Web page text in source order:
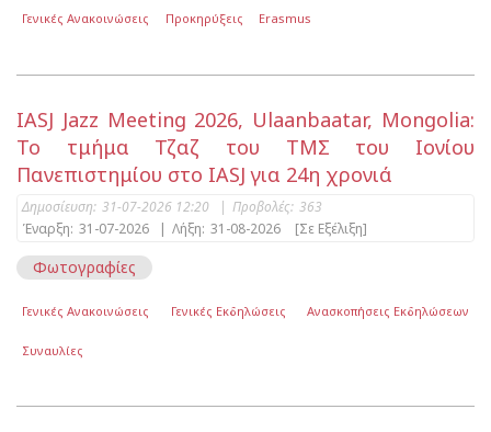
Γενικές Ανακοινώσεις Προκηρύξεις Erasmus
IASJ Jazz Meeting 2026, Ulaanbaatar, Mongolia:
Το τμήμα Τζαζ του ΤΜΣ του Ιονίου
Πανεπιστημίου στο IASJ για 24η χρονιά
Δημοσίευση: 31-07-2026 12:20 | Προβολές: 363
Έναρξη: 31-07-2026 | Λήξη: 31-08-2026 [Σε Εξέλιξη]
Φωτογραφίες
Γενικές Ανακοινώσεις Γενικές Εκδηλώσεις Ανασκοπήσεις Εκδηλώσεων
Συναυλίες